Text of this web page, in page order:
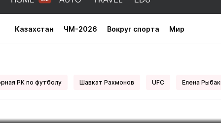
Казахстан ЧМ-2026 Вокруг спорта Мир
РК по футболу Шавкат Рахмонов UFC Елена
футболист Франц